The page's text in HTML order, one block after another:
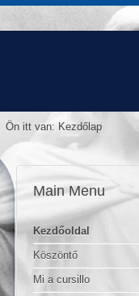
Ön itt van: Kezdőlap
Main Menu
Kezdőoldal
Köszöntő
Mi a cursillo